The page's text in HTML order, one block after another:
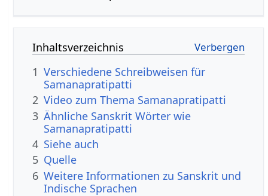
Inhaltsverzeichnis
1 Verschiedene Schreibweisen für
Samanapratipatti
2 Video zum Thema Samanapratipatti
3 Ähnliche Sanskrit Wörter wie
Samanapratipatti
4 Siehe auch
5 Quelle
6 Weitere Informationen zu Sanskrit und
Indische Sprachen